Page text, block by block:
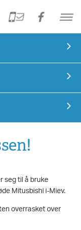
seg til å bruke
Mitusbishi i-Miev.
overrasket over